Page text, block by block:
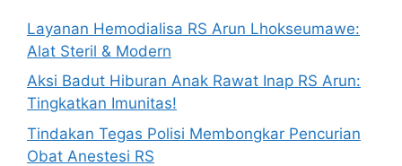
Layanan Hemodialisa RS Arun Lhokseumawe:
Alat Steril & Modern
Aksi Badut Hiburan Anak Rawat Inap RS Arun:
Tingkatkan Imunitas!
Tindakan Tegas Polisi Membongkar Pencurian
Obat Anestesi RS